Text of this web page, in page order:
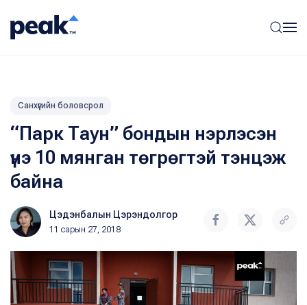
Санхүүгийн боловсрол
“Парк Таун” бондын нэрлэсэн
үнэ 10 мянган төгрөгтэй тэнцэж
байна
Цэдэнбалын Цэрэндолгор
11 сарын 27, 2018